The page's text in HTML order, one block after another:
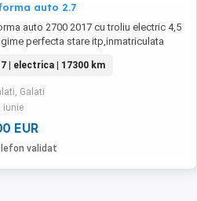
auto 2.7
auto 2700 2017 cu troliu electric 4,5
perfecta stare itp,inmatriculata
| electrica | 17300 km
Galati
iunie
EUR
validat